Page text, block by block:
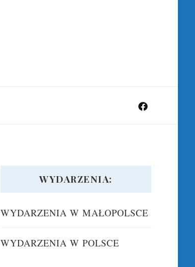
WYDARZENIA:
WYDARZENIA W MAŁOPOLSCE
WYDARZENIA W POLSCE